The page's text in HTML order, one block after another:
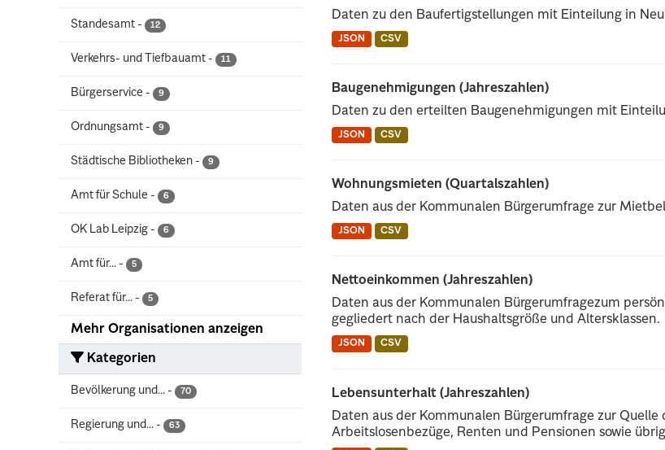
Standesamt - 12
Verkehrs- und Tiefbauamt - 11
Bürgerservice - 9
Ordnungsamt - 9
Städtische Bibliotheken - 9
Amt für Schule - 6
OK Lab Leipzig - 6
Amt für... - 5
Referat für... - 5
Mehr Organisationen anzeigen
Kategorien
Bevölkerung und... - 70
Regierung und... - 63
Daten zu den Baufertigstellungen mit Einteilung in
JSON CSV
Baugenehmigungen (Jahreszahlen)
Daten zu den erteilten Baugenehmigungen mit
JSON CSV
Wohnungsmieten (Quartalszahlen)
Daten aus der Kommunalen Bürgerumfrage zur
JSON CSV
Nettoeinkommen (Jahreszahlen)
Daten aus der Kommunalen Bürgerumfragezum
gegliedert nach der Haushaltsgröße und Altersklassen.
JSON CSV
Lebensunterhalt (Jahreszahlen)
Daten aus der Kommunalen Bürgerumfrage zur
Arbeitslosenbezüge, Renten und Pensionen sowie